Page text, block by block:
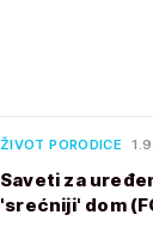
ŽIVOT PORODICE
Saveti za
'srećniji' dom